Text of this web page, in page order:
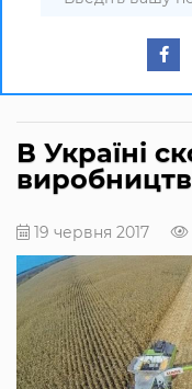
В Україні
19 червня 2017